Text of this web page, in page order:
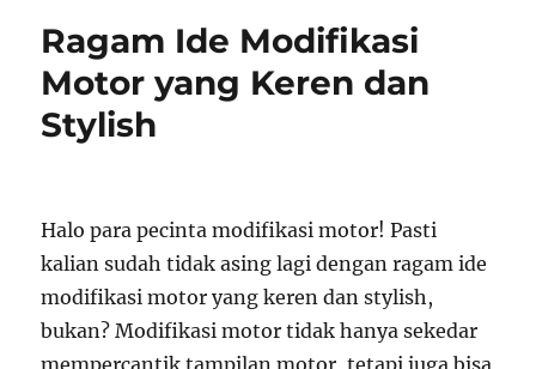
Ragam Ide Modifikasi
Motor yang Keren dan
Stylish
Halo para pecinta modifikasi motor! Pasti
kalian sudah tidak asing lagi dengan ragam ide
modifikasi motor yang keren dan stylish,
bukan? Modifikasi motor tidak hanya sekedar
mempercantik tampilan motor, tetapi juga bisa